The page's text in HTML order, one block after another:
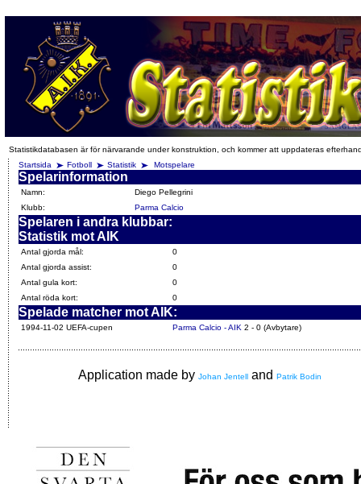
Statistikdatabasen är för närvarande under konstruktion, och kommer att uppdateras
Startsida
Fotboll Statistik Motspelare
Spelarinformation
Namn:
Diego Pellegrini
Klubb:
Parma Calcio
Spelaren i andra klubbar:
Statistik mot AIK
Antal gjorda mål:
0
Antal gjorda assist:
0
Antal gula kort:
0
Antal röda kort:
0
Spelade matcher mot AIK:
1994-11-02 UEFA-cupen Parma Calcio - AIK 2 - 0 (Avbytare)
Application made by Johan Jentell and Patrik Bodin